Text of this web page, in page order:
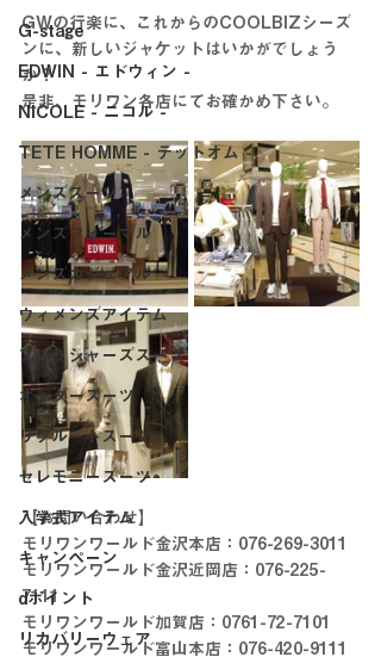
G-stage
EDWIN - エドウィン -
NICOLE - ニコル -
TETE HOMME - テットオム -
メンズスーツ
メンズフォーマル
メンズカジュアル
ウィメンズアイテム
フレッシャーズスーツ
オーダースーツ
リクルートスーツ
セレモニースーツ
入学式アイテム
キャンペーン
dポイント
リカバリーウェア
GWの行楽に、これからのCOOLBIZシーズ
ンに、新しいジャケットはいかがでしょう
か？
是非、モリワン各店にてお確かめ下さい。
【お問い合わせ】
モリワンワールド金沢本店：076-269-3011
モリワンワールド金沢近岡店：076-225-
7111
モリワンワールド加賀店：0761-72-7101
モリワンワールド富山本店：076-420-9111